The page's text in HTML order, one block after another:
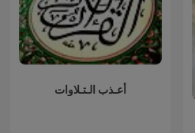
أعـذب الـتـلاوات